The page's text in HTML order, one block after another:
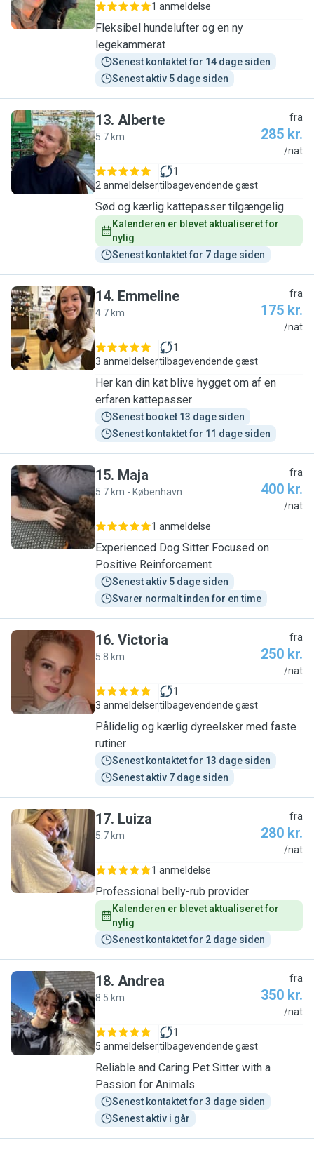
1 anmeldelse
Fleksibel hundelufter og en ny
legekammerat
Senest kontaktet for 14 dage siden
Senest aktiv 5 dage siden
A
13. Alberte
5.7 km
fra
285 kr.
/nat
2 anmeldelser
1
tilbagevendende gæst
Sød og kærlig kattepasser tilgængelig
Kalenderen er blevet aktualiseret for
nylig
Senest kontaktet for 7 dage siden
E
14. Emmeline
4.7 km
fra
175 kr.
/nat
3 anmeldelser
1
tilbagevendende gæst
Her kan din kat blive hygget om af en
erfaren kattepasser
Senest booket 13 dage siden
Senest kontaktet for 11 dage siden
M
15. Maja
5.7 km - København
fra
400 kr.
/nat
1 anmeldelse
Experienced Dog Sitter Focused on
Positive Reinforcement
Senest aktiv 5 dage siden
Svarer normalt inden for en time
V
16. Victoria
5.8 km
fra
250 kr.
/nat
3 anmeldelser
1
tilbagevendende gæst
Pålidelig og kærlig dyreelsker med faste
rutiner
Senest kontaktet for 13 dage siden
Senest aktiv 7 dage siden
L
17. Luiza
5.7 km
fra
280 kr.
/nat
1 anmeldelse
Professional belly-rub provider
Kalenderen er blevet aktualiseret for
nylig
Senest kontaktet for 2 dage siden
A
18. Andrea
8.5 km
fra
350 kr.
/nat
5 anmeldelser
1
tilbagevendende gæst
Reliable and Caring Pet Sitter with a
Passion for Animals
Senest kontaktet for 3 dage siden
Senest aktiv i går